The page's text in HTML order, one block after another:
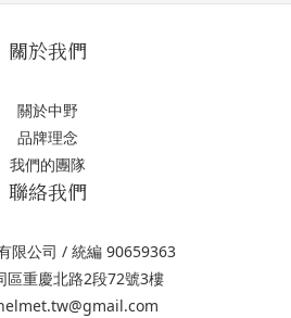
關於我們
關於中野
品牌理念
我們的團隊
聯絡我們
限公司 / 統編 90659363
區重慶北路2段72號3樓